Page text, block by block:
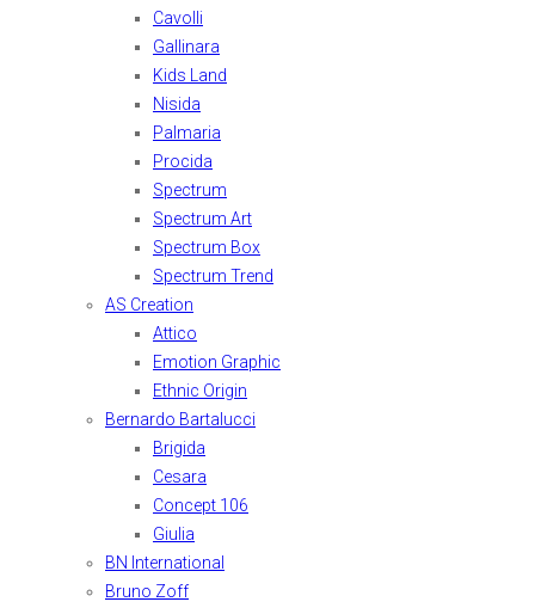
Cavolli
Gallinara
Kids Land
Nisida
Palmaria
Procida
Spectrum
Spectrum Art
Spectrum Box
Spectrum Trend
AS Creation
Attico
Emotion Graphic
Ethnic Origin
Bernardo Bartalucci
Brigida
Cesara
Concept 106
Giulia
BN International
Bruno Zoff